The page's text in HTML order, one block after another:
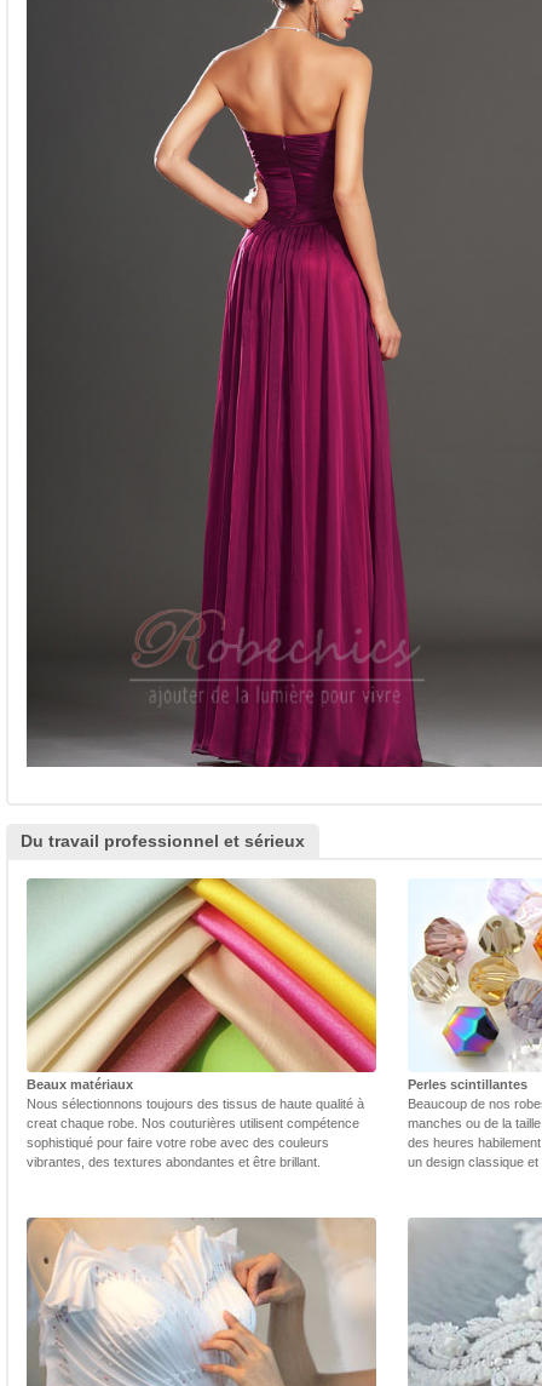
Du travail professionnel et sérieux
Beaux matériaux
Nous sélectionnons toujours des tissus de haute qualité à
creat chaque robe. Nos couturières utilisent compétence
sophistiqué pour faire votre robe avec des couleurs
vibrantes, des textures abondantes et être brillant.
Perles scintillantes
Beaucoup de nos
manches ou de la
des heures
un design classique